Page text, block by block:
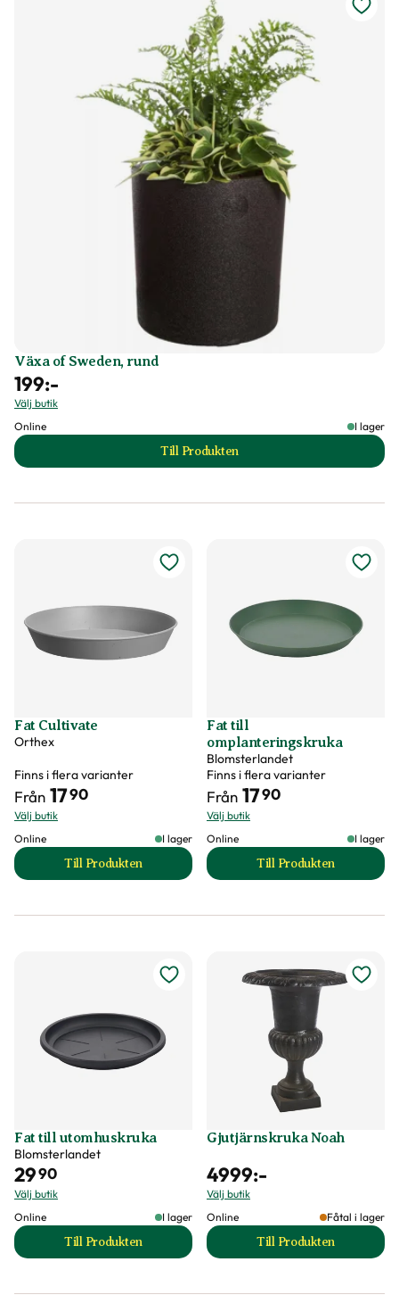
Växa of Sweden, rund
199:-
Välj butik
Online
I lager
Till Produkten
till Växa of Sweden, rund
Fat Cultivate
Orthex
Finns i flera varianter
Från 1790
Välj butik
Online
I lager
Till Produkten
till Fat Cultivate produktsida
Fat till
omplanteringskruka
Blomsterlandet
Finns i flera varianter
Från 1790
Välj butik
Online
I lager
Till Produkten
till Fat till
Fat till utomhuskruka
Blomsterlandet
2990
Välj butik
Online
I lager
Till Produkten
till Fat till utomhuskruka produktsida
Gjutjärnskruka Noah
4999:-
Välj butik
Online
Fåtal i lager
Till Produkten
till Gjutjärnskruka